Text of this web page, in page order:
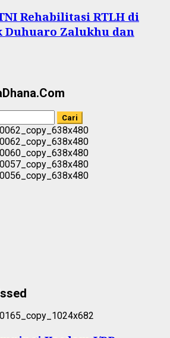
Rehabilitasi RTLH di
Duhuaro Zalukhu dan